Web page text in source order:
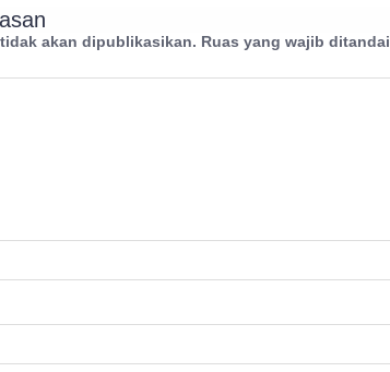
akan dipublikasikan. Ruas yang wajib ditandai